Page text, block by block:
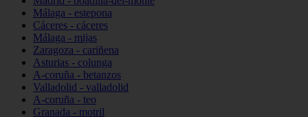
Málaga - estepona
Cáceres - cáceres
Málaga - mijas
Zaragoza - cariñena
Asturias - colunga
A-coruña - betanzos
Valladolid - valladolid
A-coruña - teo
Granada - motril